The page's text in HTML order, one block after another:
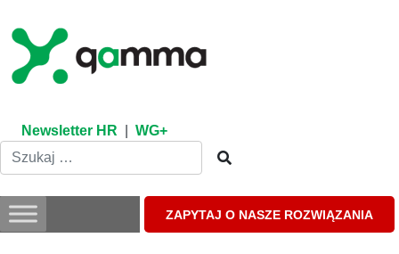
content
Newsletter HR WG+
ZAPYTAJ O NASZE ROZWIĄZANIA